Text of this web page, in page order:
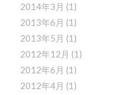
2014年3月 (1)
2013年6月 (1)
2013年5月 (1)
2012年12月 (1)
2012年6月 (1)
2012年4月 (1)